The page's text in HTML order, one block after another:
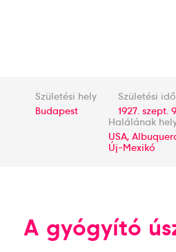
Születési hely
Budapest
Születési idő
1927. szept.
Halálának
USA,
Új-Mexikó
A gyógyító